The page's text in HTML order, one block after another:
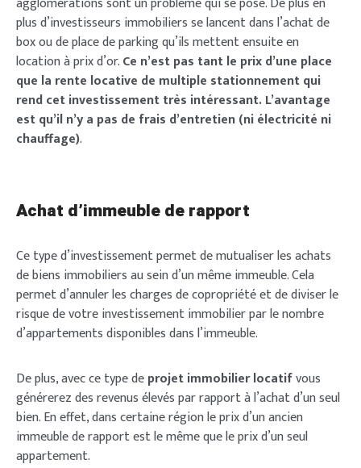
plus d’investisseurs immobiliers se lancent dans l’achat de
box ou de place de parking qu’ils mettent ensuite en
location à prix d’or.Ce n’est pas tant le prix d’une place
que la rente locative de multiple stationnement qui
rend cet investissement très intéressant. L’avantage
est qu’il n’y a pas de frais d’entretien (ni électricité ni
chauffage).
Achat d’immeuble de rapport
Ce type d’investissement permet de mutualiser les achats
de biens immobiliers au sein d’un même immeuble. Cela
permet d’annuler les charges de copropriété et de diviser le
risque de votre investissement immobilier par le nombre
d’appartements disponibles dans l’immeuble.
De plus, avec ce type deprojet immobilier locatifvous
générerez des revenus élevés par rapport à l’achat d’un seul
bien. En effet, dans certaine région le prix d’un ancien
immeuble de rapport est le même que le prix d’un seul
appartement.
Login
Remember Me
SIGN IN
Welcome to Typer
Brief and amiable onboarding is the first thing a new
NEXT PASSER